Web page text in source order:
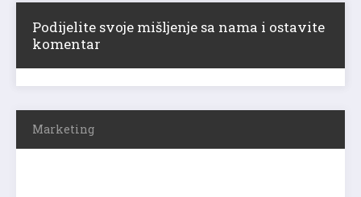
Podijelite svoje mišljenje sa nama i ostavite
komentar
Marketing